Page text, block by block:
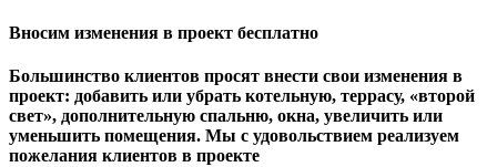
Вносим изменения в проект бесплатно
Большинство клиентов просят внести свои изменения в
проект: добавить или убрать котельную, террасу, «второй
свет», дополнительную спальню, окна, увеличить или
уменьшить помещения. Мы с удовольствием реализуем
пожелания клиентов в проекте